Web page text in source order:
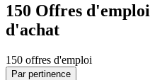
150 Offres
d'achat
150 offres d'emploi
Par pertinence